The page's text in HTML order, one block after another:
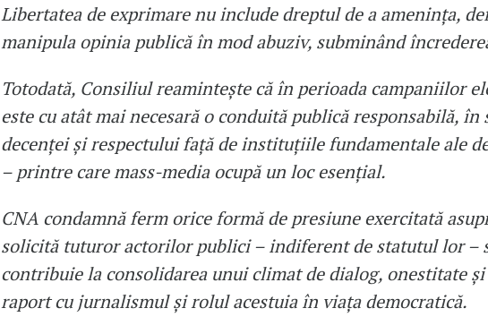
Libertatea de exprimare nu include dreptul de a amenința,
manipula opinia publică în mod abuziv, subminând
Totodată, Consiliul reamintește că în perioada campaniilor
este cu atât mai necesară o conduită publică responsabilă,
decenței și respectului față de instituțiile fundamentale ale
– printre care mass-media ocupă un loc esențial.
CNA condamnă ferm orice formă de presiune exercitată
solicită tuturor actorilor publici – indiferent de statutul lor –
contribuie la consolidarea unui climat de dialog, onestitate
raport cu jurnalismul și rolul acestuia în viața democratică.